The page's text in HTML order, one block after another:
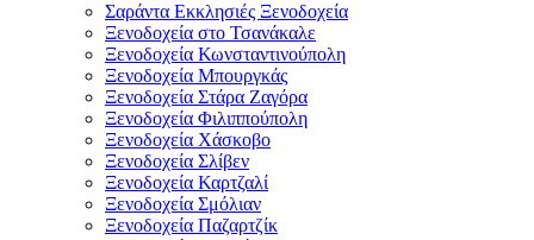
Σαράντα Εκκλησιές Ξενοδοχεία
Ξενοδοχεία στο Τσανάκαλε
Ξενοδοχεία Κωνσταντινούπολη
Ξενοδοχεία Μπουργκάς
Ξενοδοχεία Στάρα Ζαγόρα
Ξενοδοχεία Φιλιππούπολη
Ξενοδοχεία Χάσκοβο
Ξενοδοχεία Σλίβεν
Ξενοδοχεία Καρτζαλί
Ξενοδοχεία Σμόλιαν
Ξενοδοχεία Παζαρτζίκ